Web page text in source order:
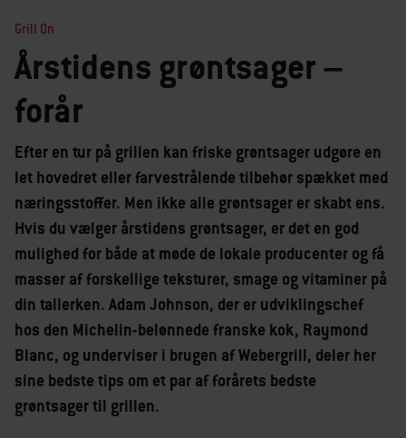
Grill On
Årstidens grøntsager –
forår
Efter en tur på grillen kan friske grøntsager udgøre en
let hovedret eller farvestrålende tilbehør spækket med
næringsstoffer. Men ikke alle grøntsager er skabt ens.
Hvis du vælger årstidens grøntsager, er det en god
mulighed for både at møde de lokale producenter og få
masser af forskellige teksturer, smage og vitaminer på
din tallerken. Adam Johnson, der er udviklingschef
hos den Michelin-belønnede franske kok, Raymond
Blanc, og underviser i brugen af Webergrill, deler her
sine bedste tips om et par af forårets bedste
grøntsager til grillen.